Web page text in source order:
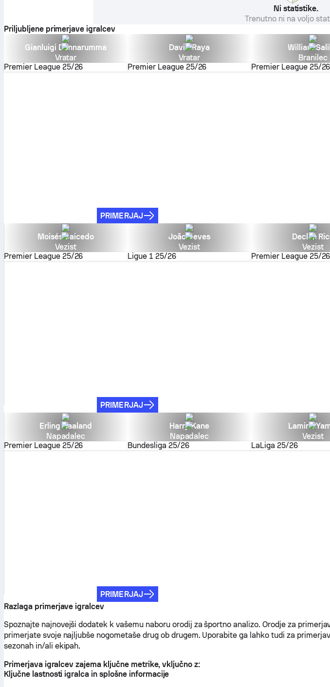
Ni statistike.
Trenutno ni na voljo
Priljubljene primerjave igralcev
Gianluigi Donnarumma
Vratar
Premier League 25/26
David Raya
Vratar
Premier League 25/26
PRIMERJAJ
William
Branilec
Premier League 25/26
Moisés Caicedo
Vezist
Premier League 25/26
João Neves
Vezist
Ligue 1 25/26
PRIMERJAJ
Declan
Vezist
Premier League 25/26
Erling Haaland
Napadalec
Premier League 25/26
Harry Kane
Napadalec
Bundesliga 25/26
PRIMERJAJ
Lamine
Vezist
LaLiga 25/26
Razlaga primerjave igralcev
Spoznajte najnovejši dodatek k vašemu naboru orodij za športno analizo. Orodje za
primerjate svoje najljubše nogometaše drug ob drugem. Uporabite ga lahko tudi za
sezonah in/ali ekipah.
Primerjava igralcev zajema ključne metrike, vključno z:
Ključne lastnosti igralca in splošne informacije